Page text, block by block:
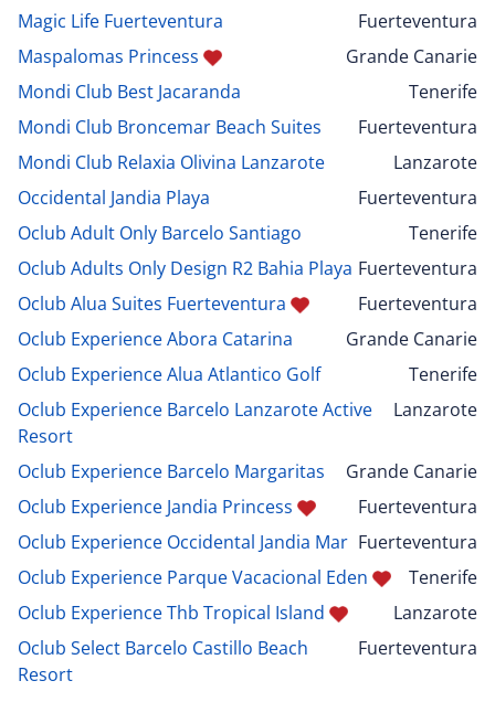
Magic Life Fuerteventura
Fuerteventura
Maspalomas Princess
Grande Canarie
Mondi Club Best Jacaranda
Tenerife
Mondi Club Broncemar Beach Suites
Fuerteventura
Mondi Club Relaxia Olivina Lanzarote
Lanzarote
Occidental Jandia Playa
Fuerteventura
Oclub Adult Only Barcelo Santiago
Tenerife
Oclub Adults Only Design R2 Bahia Playa Fuerteventura
Oclub Alua Suites Fuerteventura
Fuerteventura
Oclub Experience Abora Catarina
Grande Canarie
Oclub Experience Alua Atlantico Golf
Tenerife
Oclub Experience Barcelo Lanzarote Active
Resort
Lanzarote
Oclub Experience Barcelo Margaritas
Grande Canarie
Oclub Experience Jandia Princess
Fuerteventura
Oclub Experience Occidental Jandia Mar Fuerteventura
Oclub Experience Parque Vacacional Eden
Tenerife
Oclub Experience Thb Tropical Island
Lanzarote
Oclub Select Barcelo Castillo Beach
Resort
Fuerteventura